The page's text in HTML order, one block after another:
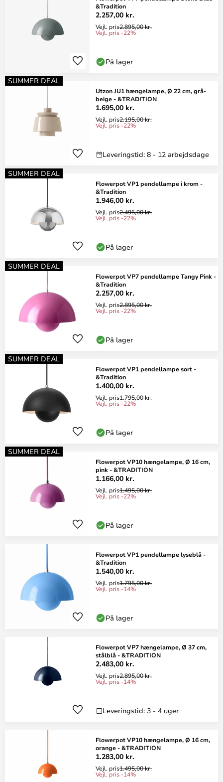
&Tradition
2.257,00 kr.
Vejl. pris2.895,00 kr.
Vejl. pris -22%
På lager
SUMMER DEAL
Utzon JU1 hængelampe, Ø 22 cm, grå-
beige - &TRADITION
1.695,00 kr.
Vejl. pris2.195,00 kr.
Vejl. pris -22%
Leveringstid: 8 - 12 arbejdsdage
SUMMER DEAL
Flowerpot VP1 pendellampe i krom -
&Tradition
1.946,00 kr.
Vejl. pris2.495,00 kr.
Vejl. pris -22%
På lager
SUMMER DEAL
Flowerpot VP7 pendellampe Tangy Pink -
&Tradition
2.257,00 kr.
Vejl. pris2.895,00 kr.
Vejl. pris -22%
På lager
SUMMER DEAL
Flowerpot VP1 pendellampe sort -
&Tradition
1.400,00 kr.
Vejl. pris1.795,00 kr.
Vejl. pris -22%
På lager
SUMMER DEAL
Flowerpot VP10 hængelampe, Ø 16 cm,
pink - &TRADITION
1.166,00 kr.
Vejl. pris1.495,00 kr.
Vejl. pris -22%
På lager
Flowerpot VP1 pendellampe lyseblå -
&Tradition
1.540,00 kr.
Vejl. pris1.795,00 kr.
Vejl. pris -14%
På lager
Flowerpot VP7 hængelampe, Ø 37 cm,
stålblå - &TRADITION
2.483,00 kr.
Vejl. pris2.895,00 kr.
Vejl. pris -14%
Leveringstid: 3 - 4 uger
Flowerpot VP10 hængelampe, Ø 16 cm,
orange - &TRADITION
1.283,00 kr.
Vejl. pris1.495,00 kr.
Vejl. pris -14%